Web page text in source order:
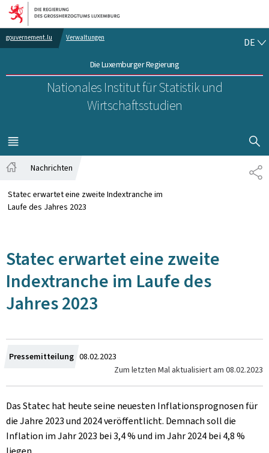
Zur Hauptnavigation
Zum Inhalt
gouvernement.lu Verwaltungen
Die Luxemburger Regierung
Nationales Institut für Statistik und
Wirtschaftsstudien
DE
MENÜ
HAUPT-
Nachrichten
Statec erwartet eine zweite Indextranche im
Laufe des Jahres 2023
Statec erwartet eine zweite
Indextranche im Laufe des
Jahres 2023
Pressemitteilung Zum
08.02.2023
Zum letzten Mal aktualisiert am 08.02.2023
Das Statec hat heute seine neuesten Inflationsprognosen für
die Jahre 2023 und 2024 veröffentlicht. Demnach soll die
Inflation im Jahr 2023 bei 3,4 % und im Jahr 2024 bei 4,8 %